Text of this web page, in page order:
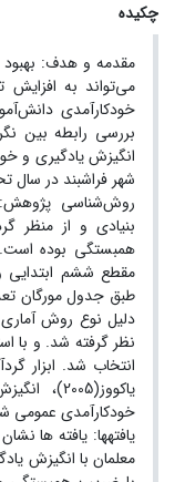
چکیده
مقدمه ‌و هدف: بهبود
می‌تواند به افزایش
خودکارآمدی
بررسی رابطه بین
انگیزش یادگیری و
شهر فراشبند در سال تحصیلی 1402-
روش‌شناسی
بنیادی و از منظر
همبستگی بوده است.
مقطع ششم ابتدایی
نظر گرفته شد. و با
انتخاب شد. ابزار
خودکارآمدی عمومی شرر و
یافته‏ها: یافته ها
معلمان با انگیزش